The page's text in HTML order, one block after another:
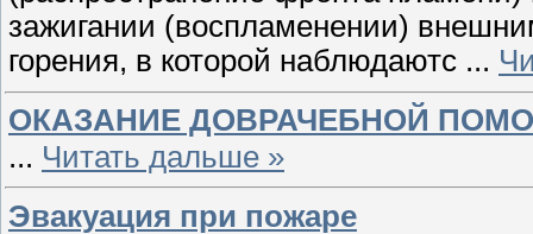
зажигании (воспламенении)
горения, в которой наблюдаютс ...
ОКАЗАНИЕ ДОВРАЧЕБНОЙ
... Читать дальше »
Эвакуация при пожаре